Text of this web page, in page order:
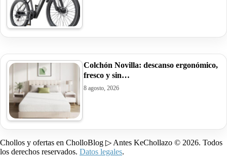
Colchón Novilla: descanso ergonómico,
fresco y sin…
8 agosto, 2026
Chollos y ofertas en CholloBlog ▷ Antes KeChollazo © 2026. Todos
los derechos reservados. Datos legales.